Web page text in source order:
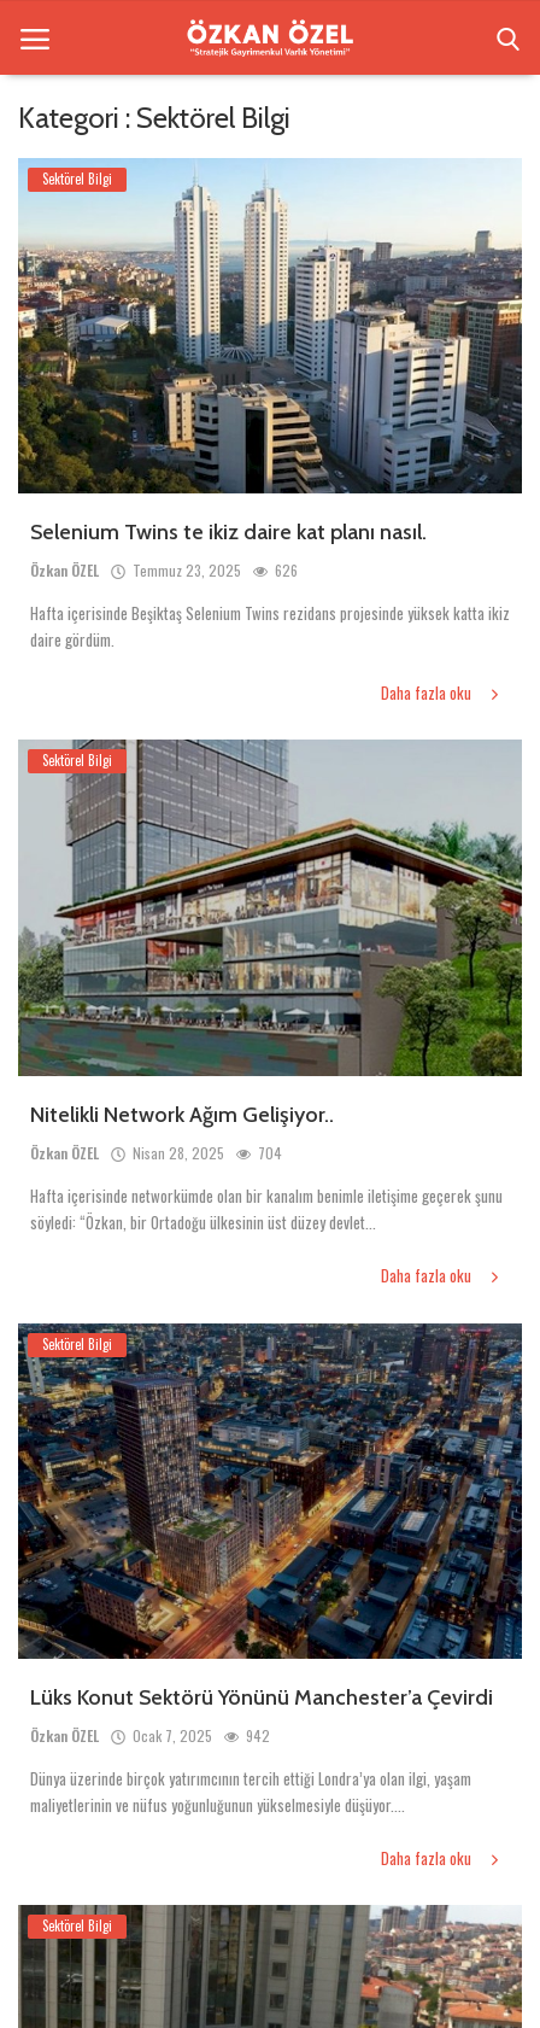
Anasayfa
İletişim
Bilgilendirme
Galeri
Sektörel Bilgi
Kategori : Sektörel Bilgi
Sektörel Bilgi
Selenium Twins te ikiz daire kat planı nasıl.
Özkan ÖZEL Temmuz 23, 2025 626
Hafta içerisinde Beşiktaş Selenium Twins rezidans projesinde yüksek katta ikiz
daire gördüm.
Daha fazla oku
Sektörel Bilgi
Nitelikli Network Ağım Gelişiyor..
Özkan ÖZEL Nisan 28, 2025 704
Hafta içerisinde networkümde olan bir kanalım benimle iletişime geçerek şunu
söyledi: “Özkan, bir Ortadoğu ülkesinin üst düzey devlet...
Daha fazla oku
Sektörel Bilgi
Lüks Konut Sektörü Yönünü Manchester’a Çevirdi
Özkan ÖZEL Ocak 7, 2025 942
Dünya üzerinde birçok yatırımcının tercih ettiği Londra’ya olan ilgi, yaşam
maliyetlerinin ve nüfus yoğunluğunun yükselmesiyle düşüyor....
Daha fazla oku
Sektörel Bilgi